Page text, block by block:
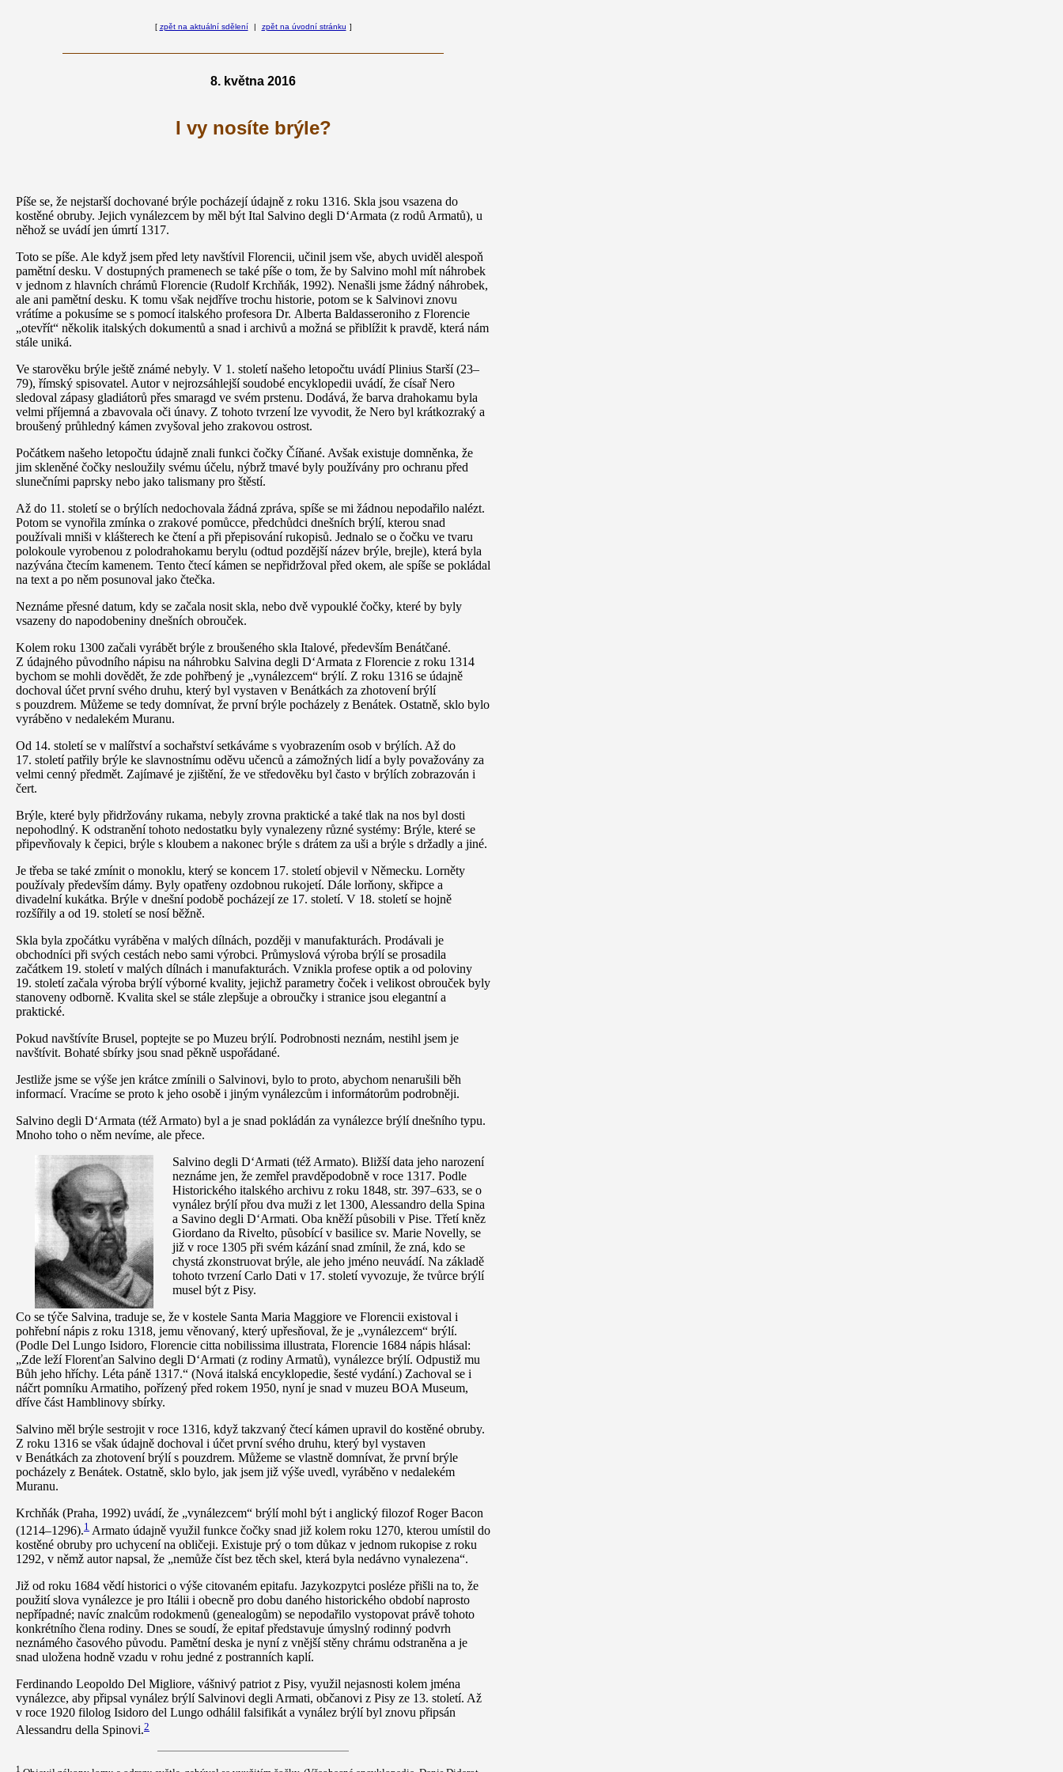
[ zpět na aktuální sdělení | zpět na úvodní stránku ]
8. května 2016
I vy nosíte brýle?
Píše se, že nejstarší dochované brýle pocházejí údajně z roku 1316. Skla jsou vsazena do
kostěné obruby. Jejich vynálezcem by měl být Ital Salvino degli D‘Armata (z rodů Armatů), u
něhož se uvádí jen úmrtí 1317.
Toto se píše. Ale když jsem před lety navštívil Florencii, učinil jsem vše, abych uviděl alespoň
pamětní desku. V dostupných pramenech se také píše o tom, že by Salvino mohl mít náhrobek
v jednom z hlavních chrámů Florencie (Rudolf Krchňák, 1992). Nenašli jsme žádný náhrobek,
ale ani pamětní desku. K tomu však nejdříve trochu historie, potom se k Salvinovi znovu
vrátíme a pokusíme se s pomocí italského profesora Dr. Alberta Baldasseroniho z Florencie
„otevřít“ několik italských dokumentů a snad i archivů a možná se přiblížit k pravdě, která nám
stále uniká.
Ve starověku brýle ještě známé nebyly. V 1. století našeho letopočtu uvádí Plinius Starší (23–
79), římský spisovatel. Autor v nejrozsáhlejší soudobé encyklopedii uvádí, že císař Nero
sledoval zápasy gladiátorů přes smaragd ve svém prstenu. Dodává, že barva drahokamu byla
velmi příjemná a zbavovala oči únavy. Z tohoto tvrzení lze vyvodit, že Nero byl krátkozraký a
broušený průhledný kámen zvyšoval jeho zrakovou ostrost.
Počátkem našeho letopočtu údajně znali funkci čočky Číňané. Avšak existuje domněnka, že
jim skleněné čočky nesloužily svému účelu, nýbrž tmavé byly používány pro ochranu před
slunečními paprsky nebo jako talismany pro štěstí.
Až do 11. století se o brýlích nedochovala žádná zpráva, spíše se mi žádnou nepodařilo nalézt.
Potom se vynořila zmínka o zrakové pomůcce, předchůdci dnešních brýlí, kterou snad
používali mniši v klášterech ke čtení a při přepisování rukopisů. Jednalo se o čočku ve tvaru
polokoule vyrobenou z polodrahokamu berylu (odtud pozdější název brýle, brejle), která byla
nazývána čtecím kamenem. Tento čtecí kámen se nepřidržoval před okem, ale spíše se pokládal
na text a po něm posunoval jako čtečka.
Neznáme přesné datum, kdy se začala nosit skla, nebo dvě vypouklé čočky, které by byly
vsazeny do napodobeniny dnešních obrouček.
Kolem roku 1300 začali vyrábět brýle z broušeného skla Italové, především Benátčané.
Z údajného původního nápisu na náhrobku Salvina degli D‘Armata z Florencie z roku 1314
bychom se mohli dovědět, že zde pohřbený je „vynálezcem“ brýlí. Z roku 1316 se údajně
dochoval účet první svého druhu, který byl vystaven v Benátkách za zhotovení brýlí
s pouzdrem. Můžeme se tedy domnívat, že první brýle pocházely z Benátek. Ostatně, sklo bylo
vyráběno v nedalekém Muranu.
Od 14. století se v malířství a sochařství setkáváme s vyobrazením osob v brýlích. Až do
17. století patřily brýle ke slavnostnímu oděvu učenců a zámožných lidí a byly považovány za
velmi cenný předmět. Zajímavé je zjištění, že ve středověku byl často v brýlích zobrazován i
čert.
Brýle, které byly přidržovány rukama, nebyly zrovna praktické a také tlak na nos byl dosti
nepohodlný. K odstranění tohoto nedostatku byly vynalezeny různé systémy: Brýle, které se
připevňovaly k čepici, brýle s kloubem a nakonec brýle s drátem za uši a brýle s držadly a jiné.
Je třeba se také zmínit o monoklu, který se koncem 17. století objevil v Německu. Lorněty
používaly především dámy. Byly opatřeny ozdobnou rukojetí. Dále lorňony, skřipce a
divadelní kukátka. Brýle v dnešní podobě pocházejí ze 17. století. V 18. století se hojně
rozšířily a od 19. století se nosí běžně.
Skla byla zpočátku vyráběna v malých dílnách, později v manufakturách. Prodávali je
obchodníci při svých cestách nebo sami výrobci. Průmyslová výroba brýlí se prosadila
začátkem 19. století v malých dílnách i manufakturách. Vznikla profese optik a od poloviny
19. století začala výroba brýlí výborné kvality, jejichž parametry čoček i velikost obrouček byly
stanoveny odborně. Kvalita skel se stále zlepšuje a obroučky i stranice jsou elegantní a
praktické.
Pokud navštívíte Brusel, poptejte se po Muzeu brýlí. Podrobnosti neznám, nestihl jsem je
navštívit. Bohaté sbírky jsou snad pěkně uspořádané.
Jestliže jsme se výše jen krátce zmínili o Salvinovi, bylo to proto, abychom nenarušili běh
informací. Vracíme se proto k jeho osobě i jiným vynálezcům i informátorům podrobněji.
Salvino degli D‘Armata (též Armato) byl a je snad pokládán za vynálezce brýlí dnešního typu.
Mnoho toho o něm nevíme, ale přece.
Salvino degli D‘Armati (též Armato). Bližší data jeho narození
neznáme jen, že zemřel pravděpodobně v roce 1317. Podle
Historického italského archivu z roku 1848, str. 397–633, se o
vynález brýlí přou dva muži z let 1300, Alessandro della Spina
a Savino degli D‘Armati. Oba kněží působili v Pise. Třetí kněz
Giordano da Rivelto, působící v basilice sv. Marie Novelly, se
již v roce 1305 při svém kázání snad zmínil, že zná, kdo se
chystá zkonstruovat brýle, ale jeho jméno neuvádí. Na základě
tohoto tvrzení Carlo Dati v 17. století vyvozuje, že tvůrce brýlí
musel být z Pisy.
Co se týče Salvina, traduje se, že v kostele Santa Maria Maggiore ve Florencii existoval i
pohřební nápis z roku 1318, jemu věnovaný, který upřesňoval, že je „vynálezcem“ brýlí.
(Podle Del Lungo Isidoro, Florencie citta nobilissima illustrata, Florencie 1684 nápis hlásal:
„Zde leží Florenťan Salvino degli D‘Armati (z rodiny Armatů), vynálezce brýlí. Odpustiž mu
Bůh jeho hříchy. Léta páně 1317.“ (Nová italská encyklopedie, šesté vydání.) Zachoval se i
náčrt pomníku Armatiho, pořízený před rokem 1950, nyní je snad v muzeu BOA Museum,
dříve část Hamblinovy sbírky.
Salvino měl brýle sestrojit v roce 1316, když takzvaný čtecí kámen upravil do kostěné obruby.
Z roku 1316 se však údajně dochoval i účet první svého druhu, který byl vystaven
v Benátkách za zhotovení brýlí s pouzdrem. Můžeme se vlastně domnívat, že první brýle
pocházely z Benátek. Ostatně, sklo bylo, jak jsem již výše uvedl, vyráběno v nedalekém
Muranu.
Krchňák (Praha, 1992) uvádí, že „vynálezcem“ brýlí mohl být i anglický filozof Roger Bacon
(1214–1296).1 Armato údajně využil funkce čočky snad již kolem roku 1270, kterou umístil do
kostěné obruby pro uchycení na obličeji. Existuje prý o tom důkaz v jednom rukopise z roku
1292, v němž autor napsal, že „nemůže číst bez těch skel, která byla nedávno vynalezena“.
Již od roku 1684 vědí historici o výše citovaném epitafu. Jazykozpytci posléze přišli na to, že
použití slova vynálezce je pro Itálii i obecně pro dobu daného historického období naprosto
nepřípadné; navíc znalcům rodokmenů (genealogům) se nepodařilo vystopovat právě tohoto
konkrétního člena rodiny. Dnes se soudí, že epitaf představuje úmyslný rodinný podvrh
neznámého časového původu. Pamětní deska je nyní z vnější stěny chrámu odstraněna a je
snad uložena hodně vzadu v rohu jedné z postranních kaplí.
Ferdinando Leopoldo Del Migliore, vášnivý patriot z Pisy, využil nejasnosti kolem jména
vynálezce, aby připsal vynález brýlí Salvinovi degli Armati, občanovi z Pisy ze 13. století. Až
v roce 1920 filolog Isidoro del Lungo odhálil falsifikát a vynález brýlí byl znovu připsán
Alessandru della Spinovi.2
1